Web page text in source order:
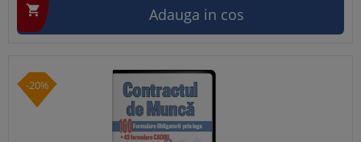
 Adauga in cos
-20%